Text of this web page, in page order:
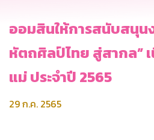
ออมสินให้การสนับสนุน
หัตถศิลป์ไทย สู่สากล”
แม่ ประจำปี 2565
29 ก.ค. 2565